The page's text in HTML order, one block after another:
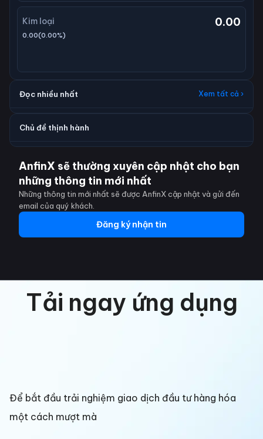
Kim loại 0.00
0.00(0.00%)
Đọc nhiều nhất Xem tất cả ›
Chủ đề thịnh hành
AnfinX sẽ thường xuyên cập nhật cho bạn
những thông tin mới nhất
Những thông tin mới nhất sẽ được AnfinX cập nhật và gửi đến
email của quý khách.
Đăng ký nhận tin
Tải ngay ứng dụng
Để bắt đầu trải nghiệm giao dịch đầu tư hàng hóa
một cách mượt mà